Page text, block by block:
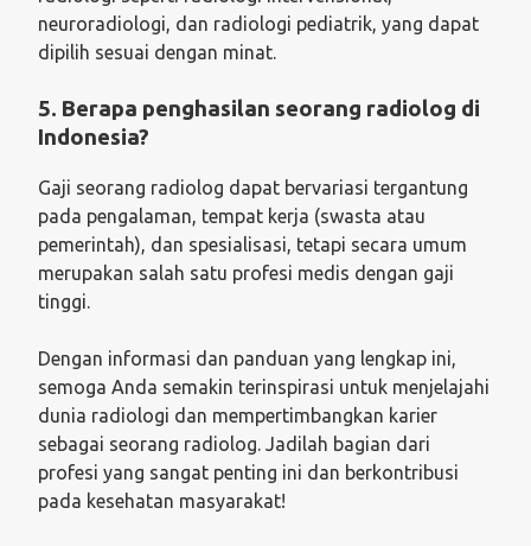
neuroradiologi, dan radiologi pediatrik, yang dapat
dipilih sesuai dengan minat.
5. Berapa penghasilan seorang radiolog di
Indonesia?
Gaji seorang radiolog dapat bervariasi tergantung
pada pengalaman, tempat kerja (swasta atau
pemerintah), dan spesialisasi, tetapi secara umum
merupakan salah satu profesi medis dengan gaji
tinggi.
Dengan informasi dan panduan yang lengkap ini,
semoga Anda semakin terinspirasi untuk menjelajahi
dunia radiologi dan mempertimbangkan karier
sebagai seorang radiolog. Jadilah bagian dari
profesi yang sangat penting ini dan berkontribusi
pada kesehatan masyarakat!